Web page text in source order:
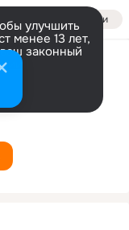
Войти
улучшить
менее 13 лет,
законный